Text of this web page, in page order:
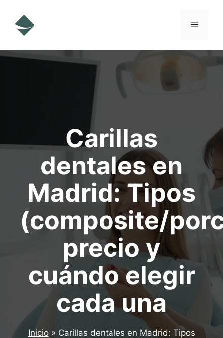
contenido
Menú
Carillas
dentales en
Madrid: Tipos
(composite/
precio y
cuándo elegir
cada una
Inicio» Carillas dentales en Madrid: Tipos